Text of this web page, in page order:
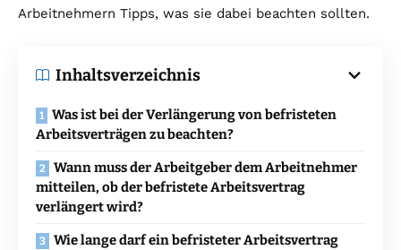
Arbeitnehmern Tipps, was sie dabei beachten sollten.
Inhaltsverzeichnis
Was ist bei der Verlängerung von befristeten
Arbeitsverträgen zu beachten?
Wann muss der Arbeitgeber dem Arbeitnehmer
mitteilen, ob der befristete Arbeitsvertrag
verlängert wird?
Wie lange darf ein befristeter Arbeitsvertrag